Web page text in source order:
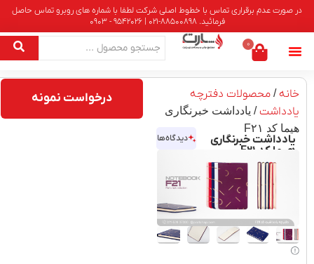
در صورت عدم برقراری تماس با خطوط اصلی شرکت لطفا با شماره های روبرو تماس حاصل
فرمائید. 88500898-021 | 9542026 - 0903
0
خانه/ محصولات دفترچه
یادداشت/ یادداشت خبرنگاری
هیما کد F۲۱
یادداشت خبرنگاری
هیما کد F۲۱
دیدگاه‌ها
درخواست نمونه